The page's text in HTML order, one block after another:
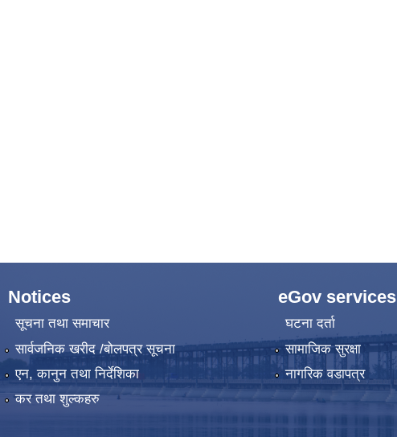
Notices
सूचना तथा समाचार
सार्वजनिक खरीद /बोलपत्र सूचना
एन, कानुन तथा निर्देशिका
कर तथा शुल्कहरु
eGov services
घटना दर्ता
सामाजिक सुरक्षा
नागरिक वडापत्र